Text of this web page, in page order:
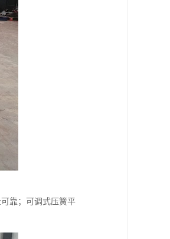
靠；可调式压簧平